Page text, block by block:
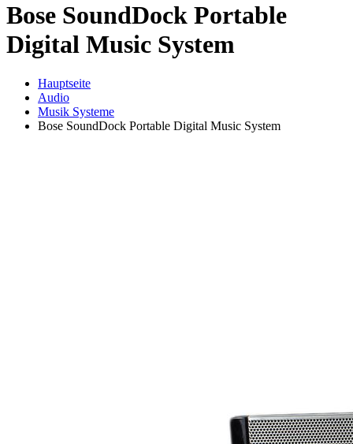
Bose SoundDock Portable
Digital Music System
Hauptseite
Audio
Musik Systeme
Bose SoundDock Portable Digital Music System